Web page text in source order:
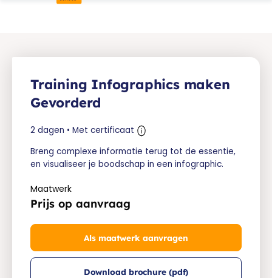
Training Infographics maken
Gevorderd
2 dagen • Met certificaat
Breng complexe informatie terug tot de essentie,
en visualiseer je boodschap in een infographic.
Maatwerk
Prijs op aanvraag
Als maatwerk aanvragen
Download brochure (pdf)